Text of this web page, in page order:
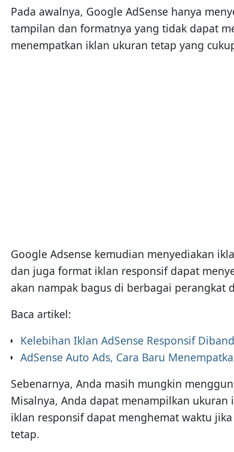
Pada awalnya, Google AdSense hanya
tampilan dan formatnya yang tidak dapat
menempatkan iklan ukuran tetap yang
Google Adsense kemudian menyediakan
dan juga format iklan responsif dapat
akan nampak bagus di berbagai
Baca artikel:
Kelebihan Iklan AdSense Responsif
AdSense Auto Ads, Cara Baru
Sebenarnya, Anda masih mungkin
Misalnya, Anda dapat menampilkan
iklan responsif dapat menghemat waktu
tetap.